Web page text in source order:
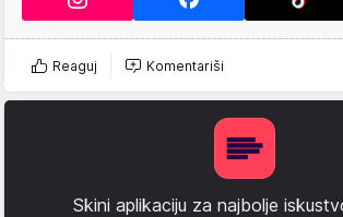
Reaguj Komentariši
Skini aplikaciju za najbolje